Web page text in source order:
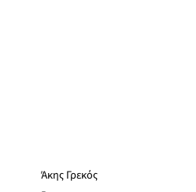
Άκης Γρεκός